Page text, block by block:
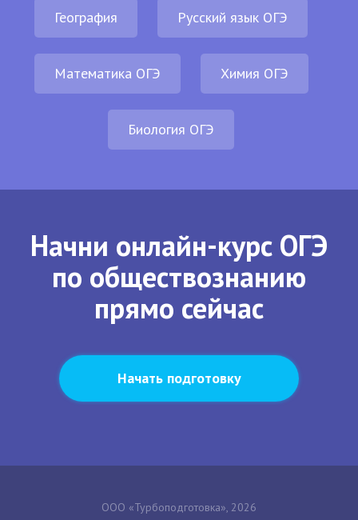
География Русский язык ОГЭ
Математика ОГЭ Химия ОГЭ
Биология ОГЭ
Начни онлайн-курс ОГЭ
по обществознанию
прямо сейчас
Начать подготовку
ООО «Турбоподготовка», 2026